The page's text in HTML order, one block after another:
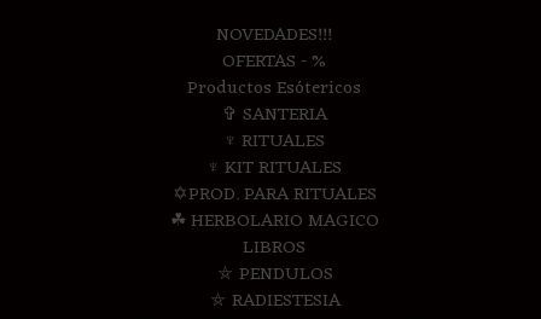
NOVEDADES!!!
OFERTAS - %
Productos Esótericos
✞ SANTERIA
♆ RITUALES
♆ KIT RITUALES
✡PROD. PARA RITUALES
☘ HERBOLARIO MAGICO
LIBROS
⛤ PENDULOS
⛤ RADIESTESIA